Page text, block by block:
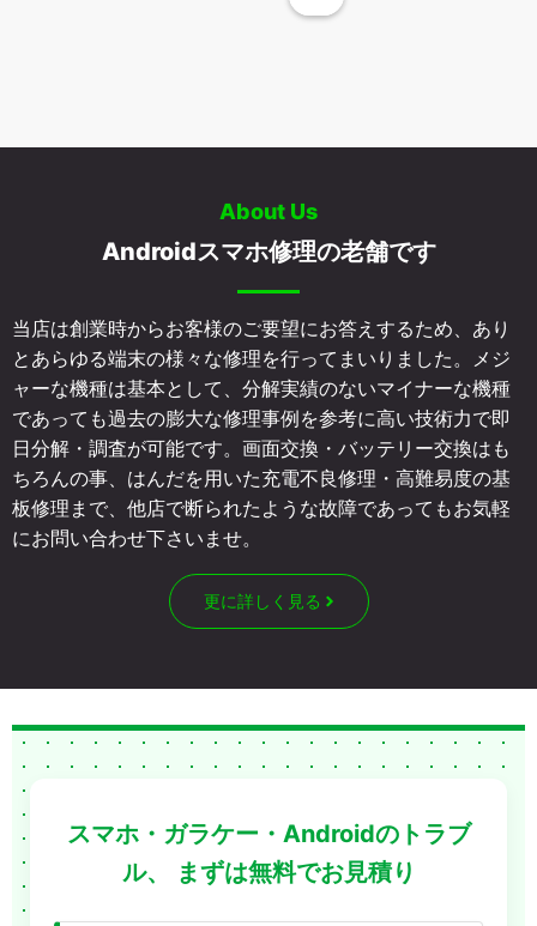
About Us
Androidスマホ修理の老舗です
当店は創業時からお客様のご要望にお答えするため、あり
とあらゆる端末の様々な修理を行ってまいりました。メジ
ャーな機種は基本として、分解実績のないマイナーな機種
であっても過去の膨大な修理事例を参考に高い技術力で即
日分解・調査が可能です。画面交換・バッテリー交換はも
ちろんの事、はんだを用いた充電不良修理・高難易度の基
板修理まで、他店で断られたような故障であってもお気軽
にお問い合わせ下さいませ。
更に詳しく見る
スマホ・ガラケー・Androidのトラブ
ル、
まずは無料でお見積り